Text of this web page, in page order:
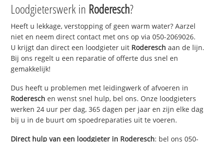
Loodgieterswerk in Roderesch?
Heeft u lekkage, verstopping of geen warm water? Aarzel
niet en neem direct contact met ons op via 050-2069026.
U krijgt dan direct een loodgieter uit Roderesch aan de lijn.
Bij ons regelt u een reparatie of offerte dus snel en
gemakkelijk!
Dus heeft u problemen met leidingwerk of afvoeren in
Roderesch en wenst snel hulp, bel ons. Onze loodgieters
werken 24 uur per dag, 365 dagen per jaar en zijn elke dag
bij u in de buurt om spoedreparaties uit te voeren.
Direct hulp van een loodgieter in Roderesch: bel ons 050-